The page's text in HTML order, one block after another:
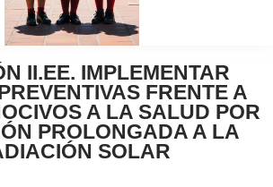
II.EE. IMPLEMENTAR
FRENTE A
A LA SALUD POR
PROLONGADA A LA
SOLAR